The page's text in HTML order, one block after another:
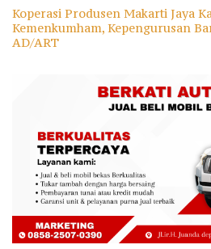
Koperasi Produsen Makarti Jaya
Kemenkumham, Kepengurusan
AD/ART